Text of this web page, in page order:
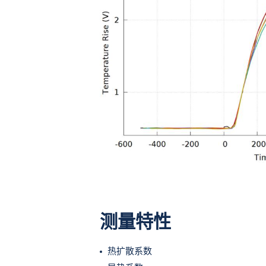
测量特性
热扩散系数